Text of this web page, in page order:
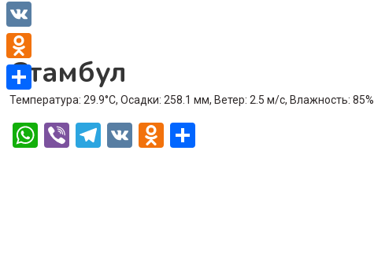
Стамбул
Температура: 29.9°C, Осадки: 258.1 мм, Ветер: 2.5 м/с, Влажность: 85%
WhatsApp
ViberTelegram
VK Odnoklassniki
Telegram
VK
Odnoklassniki
Отправить